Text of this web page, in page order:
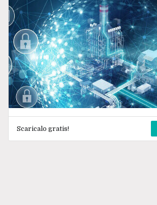
Scaricalo gratis!